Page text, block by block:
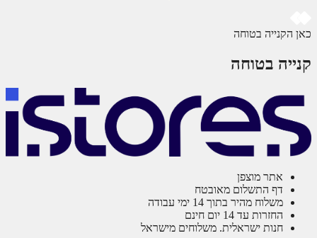
הקנייה בטוחה
בטוחה
אתר מוצפן
דף התשלום מאובטח
משלוח מהיר בתוך 14 ימי עבודה
החזרות עד 14 יום חינם
חנות ישראלית. משלוחים מישראל